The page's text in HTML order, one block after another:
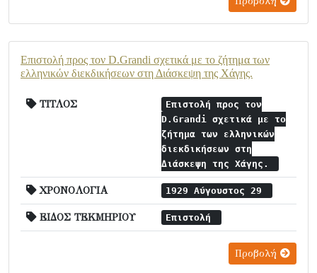
Επιστολή προς τον D.Grandi σχετικά με το ζήτημα των
ελληνικών διεκδικήσεων στη Διάσκεψη της Χάγης.
ΤΙΤΛΟΣ
Επιστολή προς τον
D.Grandi σχετικά με το
ζήτημα των ελληνικών
διεκδικήσεων στη
Διάσκεψη της Χάγης.
ΧΡΟΝΟΛΟΓΙΑ 1929 Αύγουστος 29
ΕΙΔΟΣ ΤΕΚΜΗΡΙΟΥ Επιστολή
Προβολή